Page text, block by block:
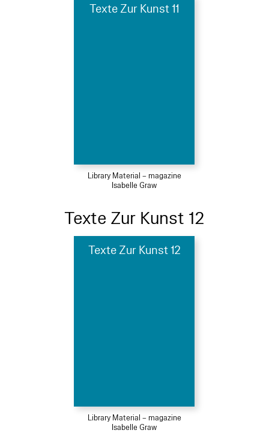
Texte Zur Kunst 11
Library Material – magazine
Isabelle Graw
Texte Zur Kunst 12
Texte Zur Kunst 12
Library Material – magazine
Isabelle Graw